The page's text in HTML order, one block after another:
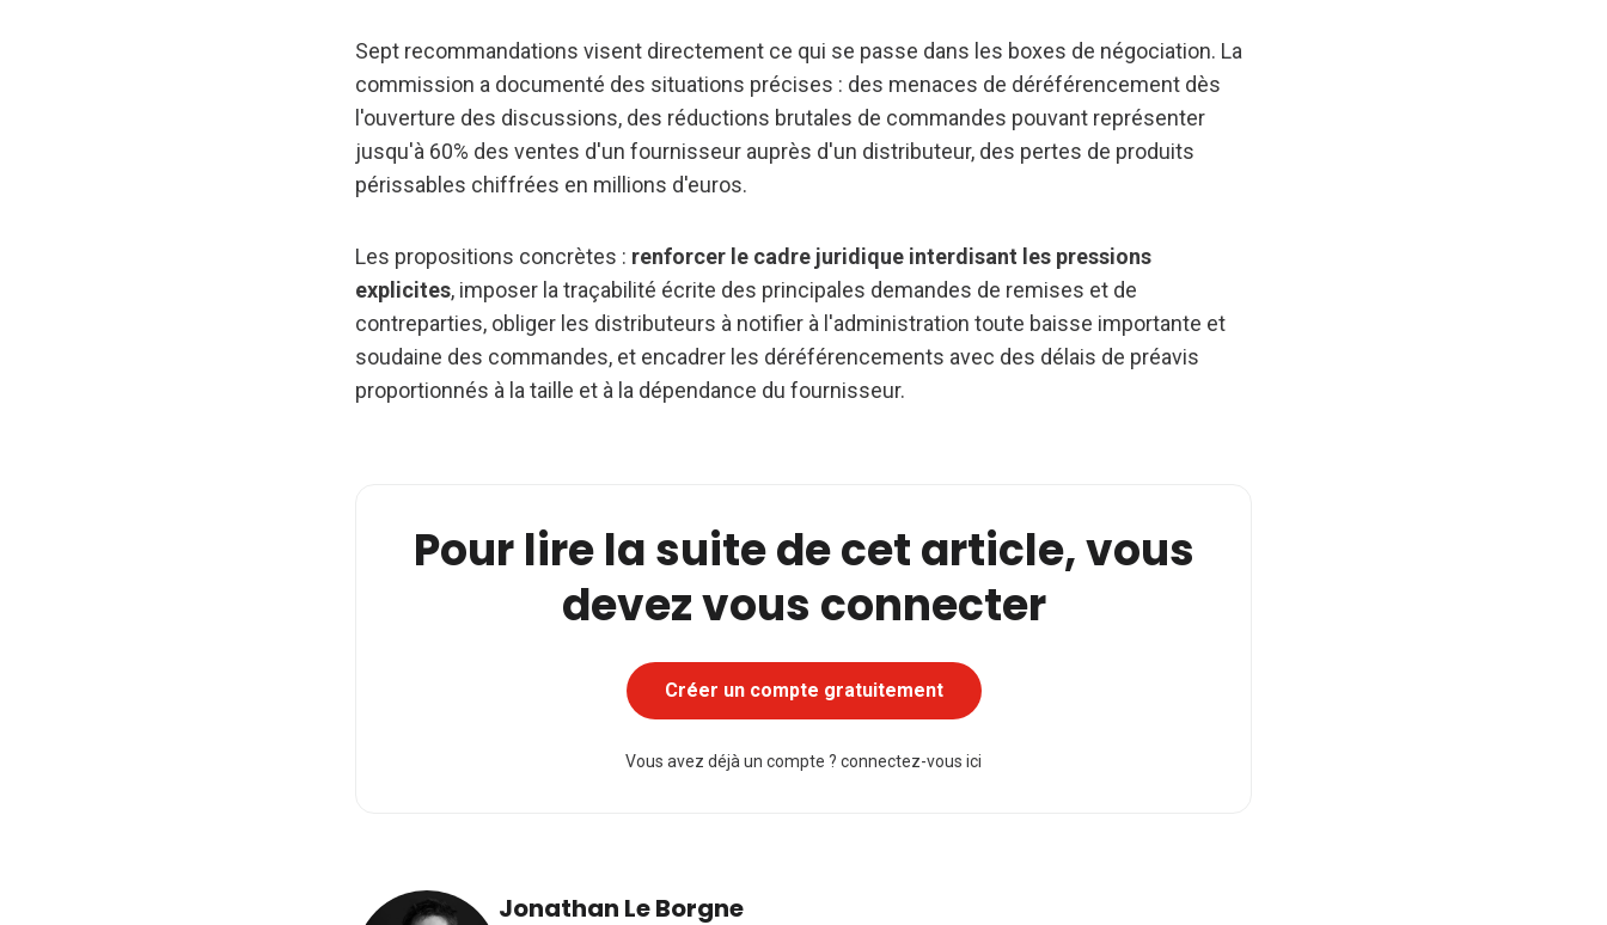
Sept recommandations visent directement ce qui se passe dans les boxes de négociation. La
commission a documenté des situations précises : des menaces de déréférencement dès
l'ouverture des discussions, des réductions brutales de commandes pouvant représenter
jusqu'à 60% des ventes d'un fournisseur auprès d'un distributeur, des pertes de produits
périssables chiffrées en millions d'euros.
Les propositions concrètes : renforcer le cadre juridique interdisant les pressions
explicites, imposer la traçabilité écrite des principales demandes de remises et de
contreparties, obliger les distributeurs à notifier à l'administration toute baisse importante et
soudaine des commandes, et encadrer les déréférencements avec des délais de préavis
proportionnés à la taille et à la dépendance du fournisseur.
Pour lire la suite de cet article, vous
devez vous connecter
Créer un compte gratuitement
Vous avez déjà un compte ? connectez-vous ici
Jonathan Le Borgne